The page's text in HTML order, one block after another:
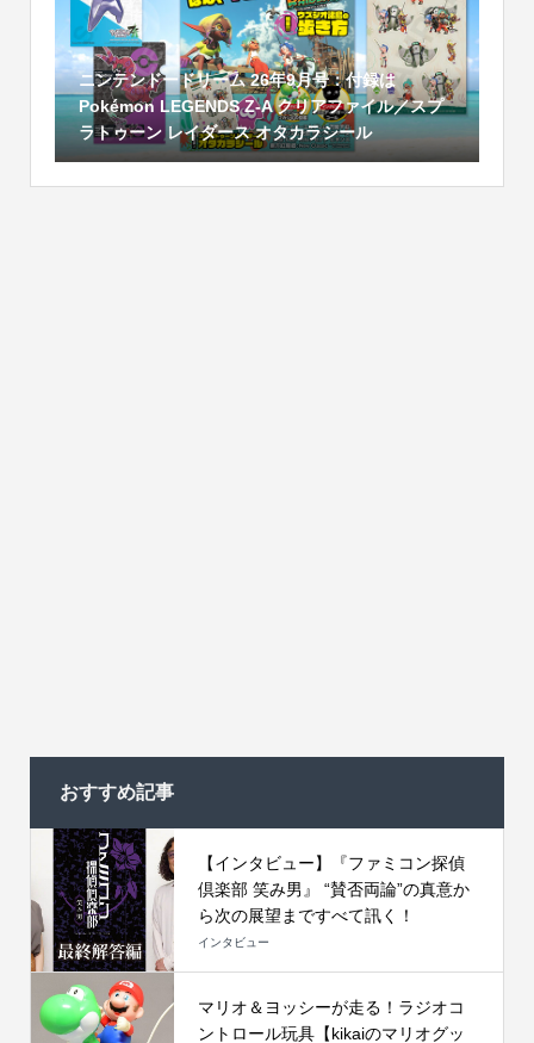
ニンテンドードリーム 26年9月号：付録は
Pokémon LEGENDS Z-A クリアファイル／スプ
ラトゥーン レイダース オタカラシール
おすすめ記事
【インタビュー】『ファミコン探偵
倶楽部 笑み男』 “賛否両論”の真意か
ら次の展望まですべて訊く！
インタビュー
マリオ＆ヨッシーが走る！ラジオコ
ントロール玩具【kikaiのマリオグッ